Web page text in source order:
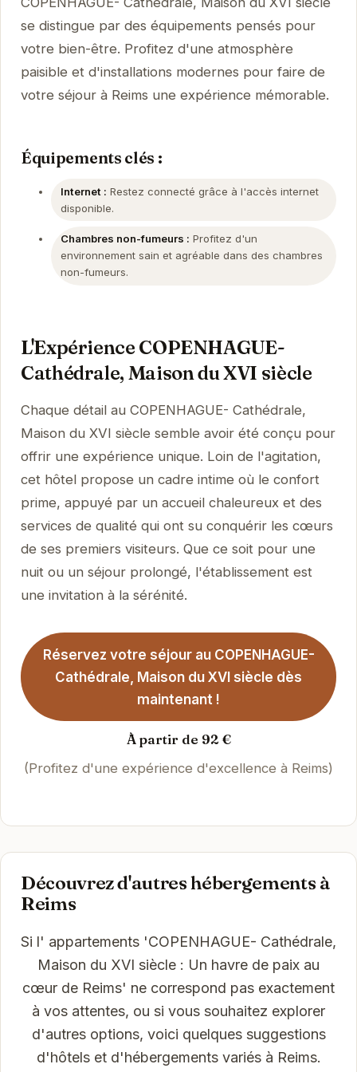
se distingue par des équipements pensés pour
votre bien-être. Profitez d'une atmosphère
paisible et d'installations modernes pour faire de
votre séjour à Reims une expérience mémorable.
Équipements clés :
Internet : Restez connecté grâce à l'accès internet
disponible.
Chambres non-fumeurs : Profitez d'un
environnement sain et agréable dans des chambres
non-fumeurs.
L'Expérience COPENHAGUE-
Cathédrale, Maison du XVI siècle
Chaque détail au COPENHAGUE- Cathédrale,
Maison du XVI siècle semble avoir été conçu pour
offrir une expérience unique. Loin de l'agitation,
cet hôtel propose un cadre intime où le confort
prime, appuyé par un accueil chaleureux et des
services de qualité qui ont su conquérir les cœurs
de ses premiers visiteurs. Que ce soit pour une
nuit ou un séjour prolongé, l'établissement est
une invitation à la sérénité.
Réservez votre séjour au COPENHAGUE-
Cathédrale, Maison du XVI siècle dès
maintenant !
À partir de 92 €
(Profitez d'une expérience d'excellence à Reims)
Découvrez d'autres hébergements à
Reims
Si l' appartements 'COPENHAGUE- Cathédrale,
Maison du XVI siècle : Un havre de paix au
cœur de Reims' ne correspond pas exactement
à vos attentes, ou si vous souhaitez explorer
d'autres options, voici quelques suggestions
d'hôtels et d'hébergements variés à Reims.